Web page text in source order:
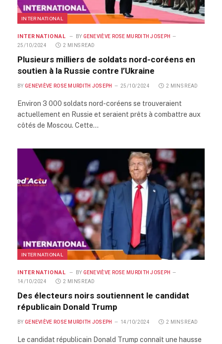
INTERNATIONAL
INTERNATIONAL BY GENEVIÈVE ROSE MURDITH JOSEPH
25/10/2024
2 MINS READ
Plusieurs milliers de soldats nord-coréens en
soutien à la Russie contre l’Ukraine
BY GENEVIÈVE ROSE MURDITH JOSEPH 25/10/2024 2 MINS READ
Environ 3 000 soldats nord-coréens se trouveraient
actuellement en Russie et seraient prêts à combattre aux
côtés de Moscou. Cette…
INTERNATIONAL
INTERNATIONAL BY GENEVIÈVE ROSE MURDITH JOSEPH
14/10/2024
2 MINS READ
Des électeurs noirs soutiennent le candidat
républicain Donald Trump
BY GENEVIÈVE ROSE MURDITH JOSEPH 14/10/2024 2 MINS READ
Le candidat républicain Donald Trump connaît une hausse